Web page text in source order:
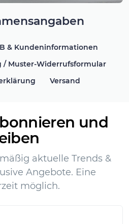
& Kundeninformationen
Muster-Widerrufsformular
Versand
und
aktuelle Trends &
Angebote. Eine
möglich.